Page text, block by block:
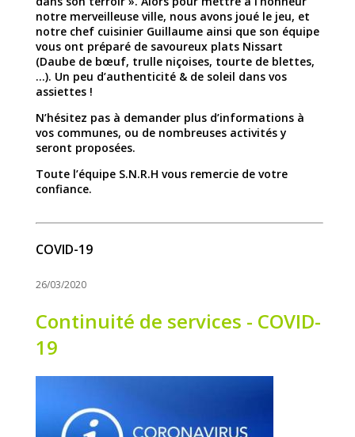
notre merveilleuse ville, nous avons joué le jeu, et
notre chef cuisinier Guillaume ainsi que son équipe
vous ont préparé de savoureux plats Nissart
(Daube de bœuf, trulle niçoises, tourte de blettes,
…). Un peu d’authenticité & de soleil dans vos
assiettes !
N’hésitez pas à demander plus d’informations à
vos communes, ou de nombreuses activités y
seront proposées.
Toute l’équipe S.N.R.H vous remercie de votre
confiance.
COVID-19
26/03/2020
Continuité de services - COVID-
19